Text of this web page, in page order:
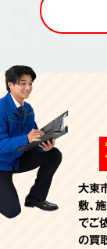
大東
敷、
でご
の買